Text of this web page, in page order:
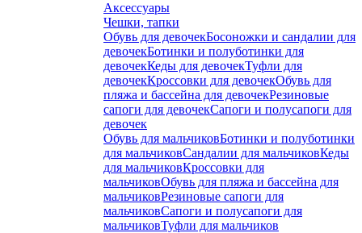
Аксессуары
Чешки, тапки
Обувь для девочекБосоножки и сандалии для
девочекБотинки и полуботинки для
девочекКеды для девочекТуфли для
девочекКроссовки для девочекОбувь для
пляжа и бассейна для девочекРезиновые
сапоги для девочекСапоги и полусапоги для
девочек
Обувь для мальчиковБотинки и полуботинки
для мальчиковСандалии для мальчиковКеды
для мальчиковКроссовки для
мальчиковОбувь для пляжа и бассейна для
мальчиковРезиновые сапоги для
мальчиковСапоги и полусапоги для
мальчиковТуфли для мальчиков